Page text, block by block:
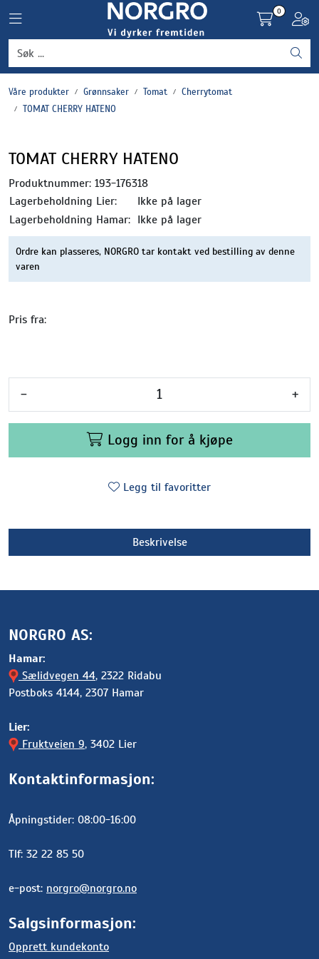
Toggle navigation
0
Våre produkter Grønnsaker Tomat
Cherrytomat
TOMAT CHERRY HATENO
TOMAT CHERRY HATENO
Produktnummer: 193-176318
Lagerbeholdning Lier:
Ikke på lager
Lagerbeholdning Hamar: Ikke på lager
Ordre kan plasseres, NORGRO tar kontakt ved bestilling av denne
varen
Pris fra:
- +
Logg inn for å kjøpe
Legg til favoritter
Beskrivelse
NORGRO AS:
Hamar:
Sælidvegen 44, 2322 Ridabu
Postboks 4144, 2307 Hamar
Lier:
Fruktveien 9, 3402 Lier
Kontaktinformasjon:
Åpningstider: 08:00-16:00
Tlf: 32 22 85 50
e-post: norgro@norgro.no
Salgsinformasjon:
Opprett kundekonto
Grønnsaker
Settepotet og setteløk
Plantevern og nyttedyr
Blomster, potter og brett
Driftsmidler